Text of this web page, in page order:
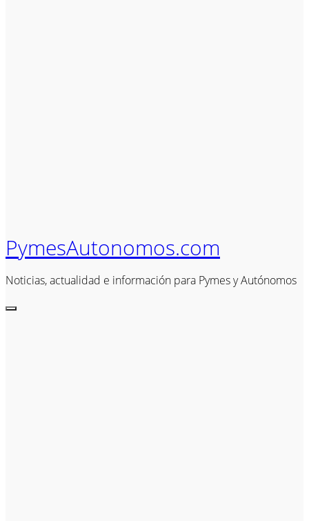
PymesAutonomos.com
Noticias, actualidad e información para Pymes y Autónomos